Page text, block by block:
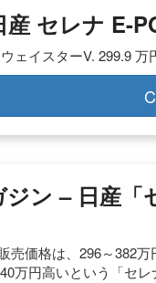
セレナ E-
ェイスターV. 299.9
ン – 日産「
売価格は、296～382
万円高いという「セ